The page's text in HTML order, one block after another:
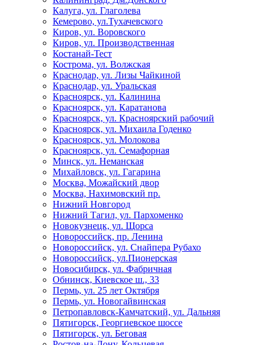
Калуга, ул. Глаголева
Кемерово, ул.Тухачевского
Киров, ул. Воровского
Киров, ул. Производственная
Костанай-Тест
Кострома, ул. Волжская
Краснодар, ул. Лизы Чайкиной
Краснодар, ул. Уральская
Красноярск, ул. Калинина
Красноярск, ул. Каратанова
Красноярск, ул. Красноярский рабочий
Красноярск, ул. Михаила Годенко
Красноярск, ул. Молокова
Красноярск, ул. Семафорная
Минск, ул. Неманская
Михайловск, ул. Гагарина
Москва, Можайский двор
Москва, Нахимовский пр.
Нижний Новгород
Нижний Тагил, ул. Пархоменко
Новокузнецк, ул. Щорса
Новороссийск, пр. Ленина
Новороссийск, ул. Снайпера Рубахо
Новороссийск, ул.Пионерская
Новосибирск, ул. Фабричная
Обнинск, Киевское ш., 33
Пермь, ул. 25 лет Октября
Пермь, ул. Новогайвинская
Петропавловск-Камчатский, ул. Дальняя
Пятигорск, Георгиевское шоссе
Пятигорск, ул. Беговая